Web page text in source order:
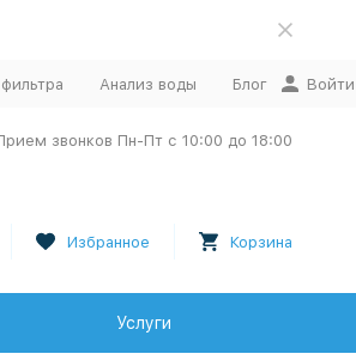
Анализ воды Блог Войти
звонков Пн-Пт с 10:00 до 18:00
Избранное Корзина
Услуги